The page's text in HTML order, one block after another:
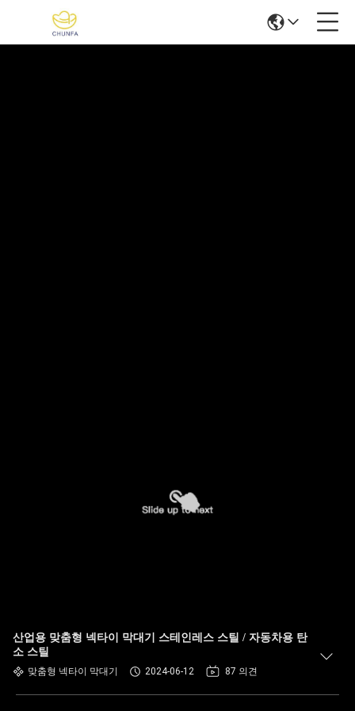
산업용 맞춤형 넥타이 막대기 스테인레스 스틸 / 자동차용 탄
소 스틸
맞춤형 넥타이 막대기 2024-06-12 87 의견